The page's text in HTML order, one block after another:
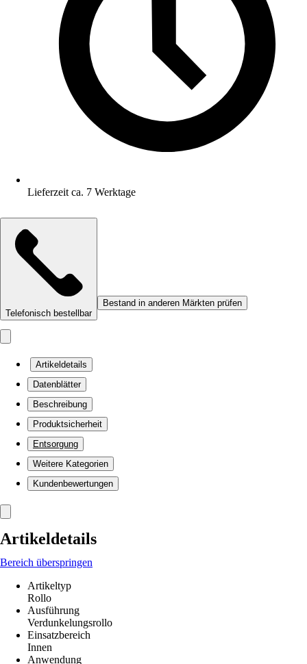
Lieferzeit ca. 7 Werktage
Telefonisch bestellbar
Bestand in anderen Märkten prüfen
Artikeldetails
Datenblätter
Beschreibung
Produktsicherheit
Entsorgung
Weitere Kategorien
Kundenbewertungen
Artikeldetails
Bereich überspringen
Artikeltyp
Rollo
Ausführung
Verdunkelungsrollo
Einsatzbereich
Innen
Anwendung